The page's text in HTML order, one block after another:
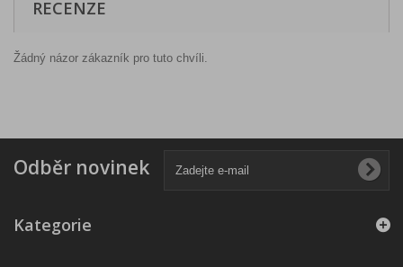
RECENZE
Žádný názor zákazník pro tuto chvíli.
Odběr novinek
Kategorie